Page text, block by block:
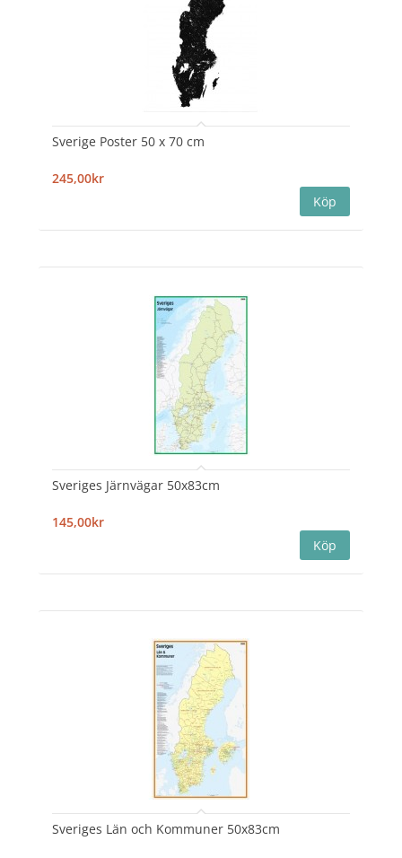
Sverige Poster 50 x 70 cm
245,00kr
Sveriges Järnvägar 50x83cm
145,00kr
Sveriges Län och Kommuner 50x83cm